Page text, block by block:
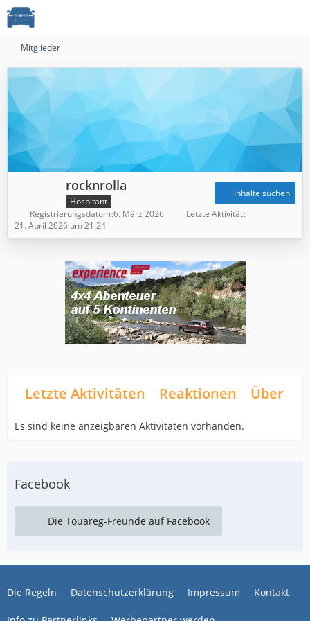
Mitglieder
rocknrolla
Hospitant
Inhalte suchen
Registrierungsdatum 6. März 2026
Letzte Aktivität
21. April 2026 um 21:24
Letzte Aktivitäten Reaktionen Über
Es sind keine anzeigbaren Aktivitäten vorhanden.
Facebook
Die Touareg-Freunde auf Facebook
Die Regeln Datenschutzerklärung Impressum Kontakt